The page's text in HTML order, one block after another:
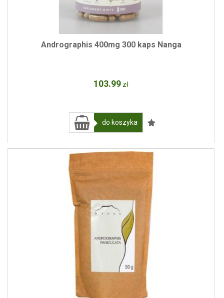
Andrographis 400mg 300 kaps Nanga
103.99 zł
do koszyka